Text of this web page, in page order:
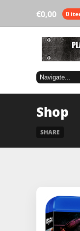
0,00
€ 0
Shop
SHARE